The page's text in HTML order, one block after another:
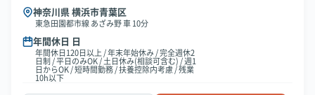
神奈川県 横浜市青葉区
東急田園都市線 あざみ野 車 10分
年間休日 日
年間休日120日以上 / 年末年始休み / 完全週休2
日制 / 平日のみOK / 土日休み(相談可含む) / 週1
日からOK / 短時間勤務 / 扶養控除内考慮 / 残業
10h以下